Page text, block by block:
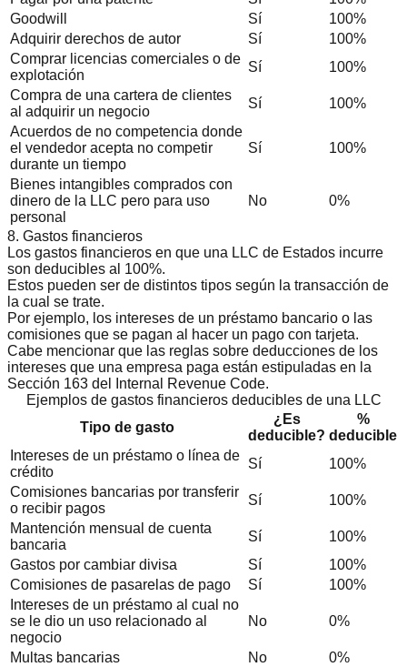
Goodwill
Sí
100%
Adquirir derechos de autor
Sí
100%
Comprar licencias comerciales o de
explotación
Sí
100%
Compra de una cartera de clientes
al adquirir un negocio
Sí
100%
Acuerdos de no competencia donde
el vendedor acepta no competir
durante un tiempo
Sí 100%
Bienes intangibles comprados con
dinero de la LLC pero para uso
personal
No 0%
8. Gastos financieros
Los gastos financieros en que una LLC de Estados incurre
son deducibles al 100%.
Estos pueden ser de distintos tipos según la transacción de
la cual se trate.
Por ejemplo, los intereses de un préstamo bancario o las
comisiones que se pagan al hacer un pago con tarjeta.
Cabe mencionar que las reglas sobre deducciones de los
intereses que una empresa paga están estipuladas en la
Sección 163 del Internal Revenue Code.
Tipo de gasto
¿Es
deducible?
%
deducible
Intereses de un préstamo o línea de
crédito
Sí
100%
Comisiones bancarias por transferir
o recibir pagos
Sí
100%
Mantención mensual de cuenta
bancaria
Sí
100%
Gastos por cambiar divisa
Sí
100%
Comisiones de pasarelas de pago
Sí
100%
Intereses de un préstamo al cual no
se le dio un uso relacionado al
negocio
No 0%
Multas bancarias No 0%
Ejemplos de gastos financieros deducibles de una LLC